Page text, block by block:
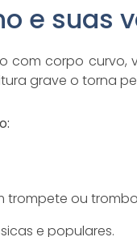
e suas
com corpo
grave o torna
trompete ou
e populares.